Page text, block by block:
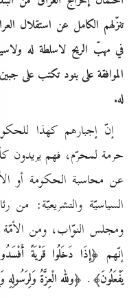
تنزّلهم الكامل عن استقلال
في مهبّ الريح لاسلطة له
الموافقة على بنود تكتب على
له.
إنّ إجبارهم كهذا
حرمة لمحرّم، فهم يريدون
عن محاسبة الحكومة أو
السياسيّة والتشريعيّة: من
ومجلس النوّاب، ومن الأمّة
إنّهم ﴿إِذَا دَخَلُوا قَرْيَةً
يَفْعَلُونَ﴾. ﴿ولله الْعِزَّةُ وَلِرَسُولِهِ